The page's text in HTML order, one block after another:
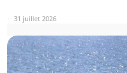
31 juillet 2026